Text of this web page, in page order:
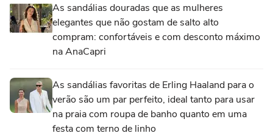
As sandálias douradas que as mulheres
elegantes que não gostam de salto alto
compram: confortáveis e com desconto máximo
na AnaCapri
As sandálias favoritas de Erling Haaland para o
verão são um par perfeito, ideal tanto para usar
na praia com roupa de banho quanto em uma
festa com terno de linho